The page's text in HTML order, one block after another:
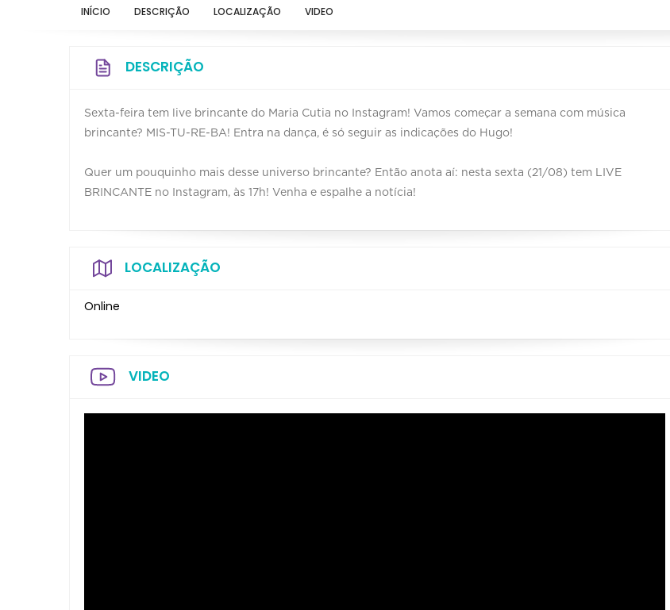
INÍCIO DESCRIÇÃO LOCALIZAÇÃO VIDEO
DESCRIÇÃO
Sexta-feira tem live brincante do Maria Cutia no Instagram! Vamos começar a semana com música
brincante? MIS-TU-RE-BA! Entra na dança, é só seguir as indicações do Hugo!
Quer um pouquinho mais desse universo brincante? Então anota aí: nesta sexta (21/08) tem LIVE
BRINCANTE no Instagram, às 17h! Venha e espalhe a notícia!
LOCALIZAÇÃO
Online
VIDEO